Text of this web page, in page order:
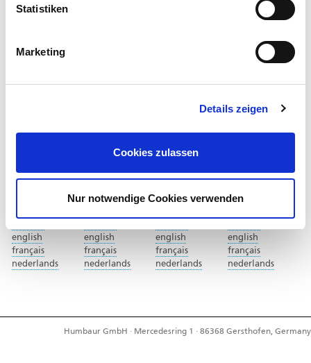
Statistiken
Marketing
Details zeigen
Cookies zulassen
Nur notwendige Cookies verwenden
Widerrufsbelehrung
Humbaur bei
Land / Sprache
english
français
nederlands
english
français
nederlands
english
français
nederlands
english
français
nederlands
Humbaur GmbH · Mercedesring 1 · 86368 Gersthofen, Germany